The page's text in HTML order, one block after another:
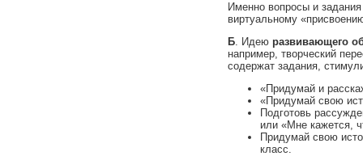
Именно вопросы и
виртуальному
Б. Идею развивающего
например, творческий
содержат задания,
«Придумай и
«Придумай свою
Подготовь
или «Мне кажется,
Придумай свою
класс.